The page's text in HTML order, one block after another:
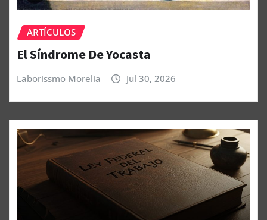
ARTÍCULOS
El Síndrome De Yocasta
Laborissmo Morelia Jul 30, 2026